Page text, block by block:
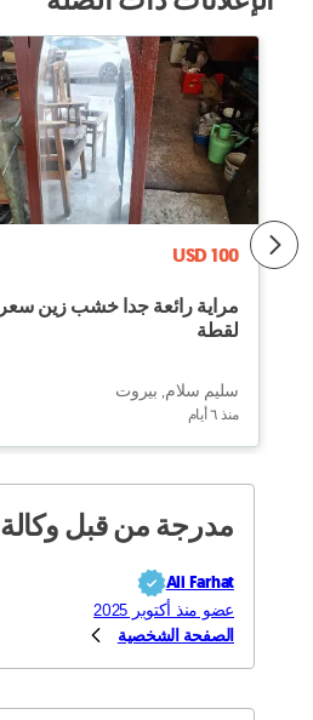
USD 100
مراية رائعة جدا خشب زين سعر
لقطة
سليم سلام, بيروت
منذ ٦ أيام
مدرجة من قبل وكالة
Ali Farhat
عضو منذ أكتوبر 2025
الصفحة الشخصية